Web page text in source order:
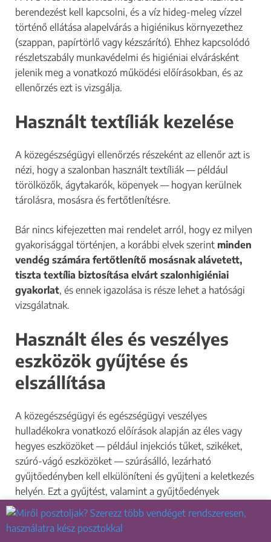
berendezést kell kapcsolni, és a víz hideg-meleg vízzel
történő ellátása alapelvárás a higiénikus környezethez
(szappan, papírtörlő vagy kézszárító). Ehhez kapcsolódó
részletszabály munkavédelmi és higiéniai elvárásként
jelenik meg a vonatkozó működési előírásokban, és az
ellenőrzés ezt is vizsgálja.
Használt textíliák kezelése
A közegészségügyi ellenőrzés részeként az ellenőr azt is
nézi, hogy a szalonban használt textíliák — például
törölközők, ágytakarók, köpenyek — hogyan kerülnek
tárolásra, mosásra és fertőtlenítésre.
Bár nincs kifejezetten mai rendelet arról, hogy ez milyen
gyakorisággal történjen, a korábbi elvek szerint minden
vendég számára fertőtlenítő mosásnak alávetett,
tiszta textília biztosítása elvárt szalonhigiéniai
gyakorlat, és ennek igazolása is része lehet a hatósági
vizsgálatnak.
Használt éles és veszélyes
eszközök gyűjtése és
elszállítása
A közegészségügyi és egészségügyi veszélyes
hulladékokra vonatkozó előírások alapján az éles vagy
hegyes eszközöket — például injekciós tűket, szikéket,
szúró-vágó eszközöket — szúrásálló, lezárható
gyűjtőedényben kell elkülöníteni és gyűjteni a keletkezés
helyén. Ezt a gyűjtést, valamint a gyűjtőedények
megfelelőségét, jelölését a hatóság vizsgálja, és a
hulladék további kezeléséről, elszállításáról is
gondoskodni kell a vonatkozó jogszabályi és szakmai